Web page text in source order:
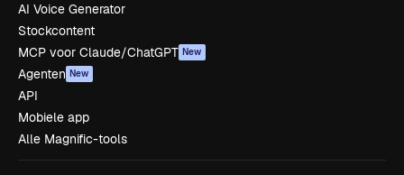
AI Voice Generator
Stockcontent
MCP voor Claude/ChatGPT New
Agenten New
API
Mobiele app
Alle Magnific-tools